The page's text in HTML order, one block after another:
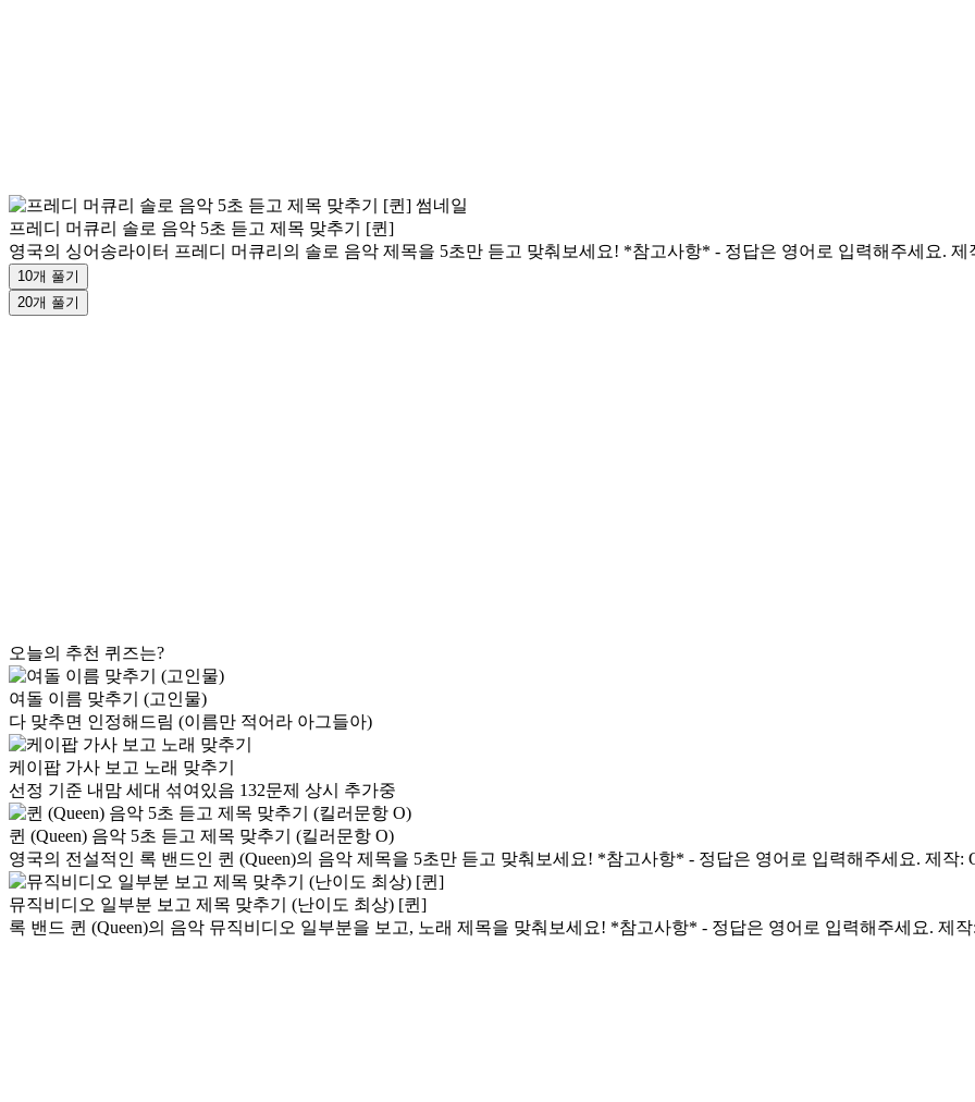
프레디 머큐리 솔로 음악 5초 듣고 제목 맞추기 [퀸]
영국의 싱어송라이터 프레디 머큐리의 솔로 음악 제목을 5초만 듣고 맞춰보세요! *참고사항* - 정답은 영어로 입력해주세요. 제
10개 풀기
20개 풀기
오늘의 추천 퀴즈는?
여돌 이름 맞추기 (고인물)
다 맞추면 인정해드림 (이름만 적어라 아그들아)
케이팝 가사 보고 노래 맞추기
선정 기준 내맘 세대 섞여있음 132문제 상시 추가중
퀸 (Queen) 음악 5초 듣고 제목 맞추기 (킬러문항 O)
영국의 전설적인 록 밴드인 퀸 (Queen)의 음악 제목을 5초만 듣고 맞춰보세요! *참고사항* - 정답은 영어로 입력해주세요. 제작:
뮤직비디오 일부분 보고 제목 맞추기 (난이도 최상) [퀸]
록 밴드 퀸 (Queen)의 음악 뮤직비디오 일부분을 보고, 노래 제목을 맞춰보세요! *참고사항* - 정답은 영어로 입력해주세요. 제작: